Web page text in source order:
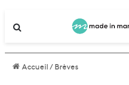
Accueil/Brèves